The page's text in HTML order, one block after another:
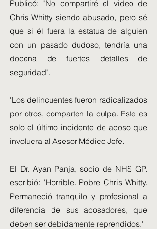
Publicó: "No compartiré el video de
Chris Whitty siendo abusado, pero sé
que si él fuera la estatua de alguien
con un pasado dudoso, tendría una
docena de fuertes detalles de
seguridad".
'Los delincuentes fueron radicalizados
por otros, comparten la culpa. Este es
solo el último incidente de acoso que
involucra al Asesor Médico Jefe.
El Dr. Ayan Panja, socio de NHS GP,
escribió: 'Horrible. Pobre Chris Whitty.
Permaneció tranquilo y profesional a
diferencia de sus acosadores, que
deben ser debidamente reprendidos.'